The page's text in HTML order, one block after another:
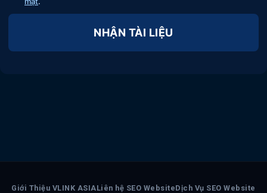
NHẬN TÀI LIỆU
Giới Thiệu VLINK ASIALiên hệ SEO WebsiteDịch Vụ SEO Website